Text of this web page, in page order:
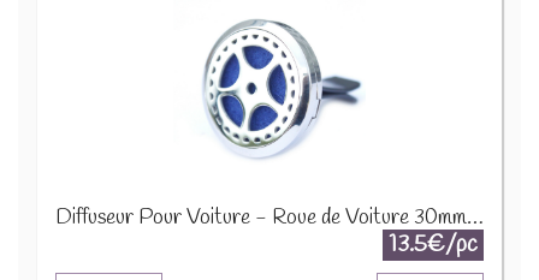
Diffuseur Pour Voiture - Roue de Voiture 30mm AromaC-08
13.5€/pc